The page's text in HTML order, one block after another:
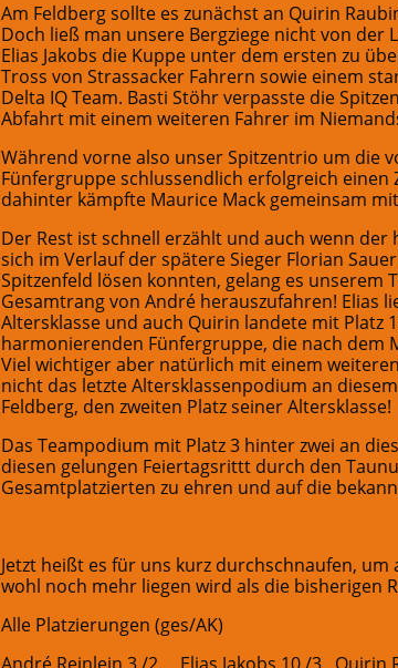
Am Feldberg sollte es zunächst an Quirin
Doch ließ man unsere Bergziege nicht von der
Elias Jakobs die Kuppe unter dem ersten zu
Tross von Strassacker Fahrern sowie einem
Delta IQ Team. Basti Stöhr verpasste die
Abfahrt mit einem weiteren Fahrer im
Während vorne also unser Spitzentrio um die
Fünfergruppe schlussendlich erfolgreich
dahinter kämpfte Maurice Mack gemeinsam
Der Rest ist schnell erzählt und auch wenn
sich im Verlauf der spätere Sieger Florian
Spitzenfeld lösen konnten, gelang es
Gesamtrang von André herauszufahren! Elias
Altersklasse und auch Quirin landete mit Platz
harmonierenden Fünfergruppe, die nach dem
Viel wichtiger aber natürlich mit einem
nicht das letzte Altersklassenpodium an
Feldberg, den zweiten Platz seiner Altersklasse!
Das Teampodium mit Platz 3 hinter zwei an
diesen gelungen Feiertagsrittt durch den
Gesamtplatzierten zu ehren und auf die
Jetzt heißt es für uns kurz durchschnaufen,
wohl noch mehr liegen wird als die bisherigen
Alle Platzierungen (ges/AK)